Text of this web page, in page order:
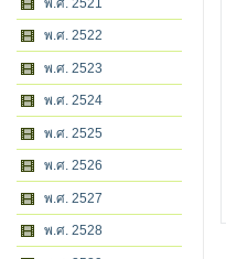
พ.ศ. 2521
พ.ศ. 2522
พ.ศ. 2523
พ.ศ. 2524
พ.ศ. 2525
พ.ศ. 2526
พ.ศ. 2527
พ.ศ. 2528